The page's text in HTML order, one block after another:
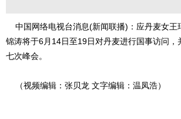
中国网络电视台消息(新闻联播)：应丹麦女王
锦涛将于6月14日至19日对丹麦进行国事访问
七次峰会。
（视频编辑：张贝龙 文字编辑：温凤浩）